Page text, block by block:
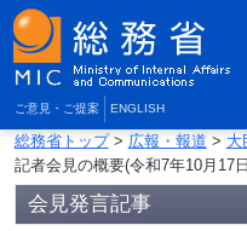
ご意見・ご提案 ENGLISH
総務省トップ> 広報・報道 > 大
記者会見の概要(令和7年10月17
会見発言記事